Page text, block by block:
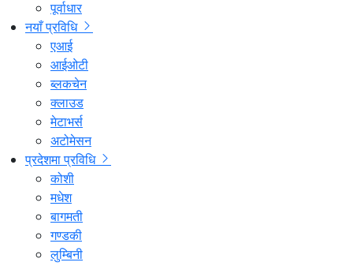
पूर्वाधार
नयाँ प्रविधि
एआई
आईओटी
ब्लकचेन
क्लाउड
मेटाभर्स
अटोमेसन
प्रदेशमा प्रविधि
कोशी
मधेश
बागमती
गण्डकी
लुम्बिनी